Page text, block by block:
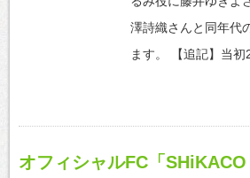
澤詩織さんと同年代
ます。 【追記】当初
オフィシャルFC「